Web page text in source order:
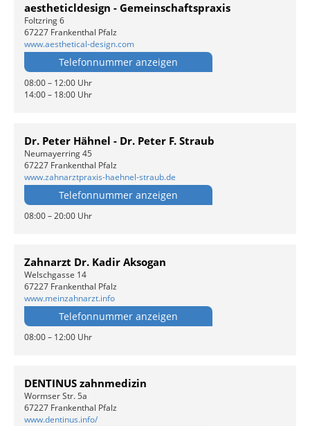
aestheticldesign - Gemeinschaftspraxis
Foltzring 6
67227 Frankenthal Pfalz
www.aesthetical-design.com
Telefonnummer anzeigen
08:00 – 12:00 Uhr
14:00 – 18:00 Uhr
Dr. Peter Hähnel - Dr. Peter F. Straub
Neumayerring 45
67227 Frankenthal Pfalz
www.zahnarztpraxis-haehnel-straub.de
Telefonnummer anzeigen
08:00 – 20:00 Uhr
Zahnarzt Dr. Kadir Aksogan
Welschgasse 14
67227 Frankenthal Pfalz
www.meinzahnarzt.info
Telefonnummer anzeigen
08:00 – 12:00 Uhr
DENTINUS zahnmedizin
Wormser Str. 5a
67227 Frankenthal Pfalz
www.dentinus.info/